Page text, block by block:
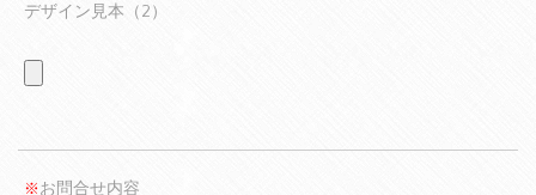
デザイン見本（2）
※ お問合せ内容